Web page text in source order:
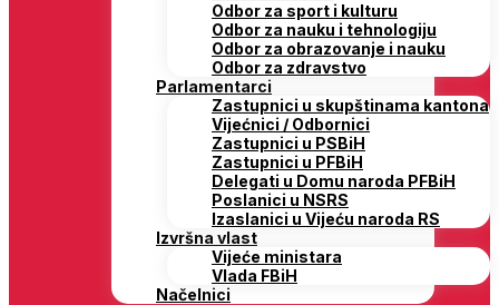
Odbor za sport i kulturu
Odbor za nauku i tehnologiju
Odbor za obrazovanje i nauku
Odbor za zdravstvo
Parlamentarci
Zastupnici u skupštinama kantona
Vijećnici / Odbornici
Zastupnici u PSBiH
Zastupnici u PFBiH
Delegati u Domu naroda PFBiH
Poslanici u NSRS
Izaslanici u Vijeću naroda RS
Izvršna vlast
Vijeće ministara
Vlada FBiH
Načelnici